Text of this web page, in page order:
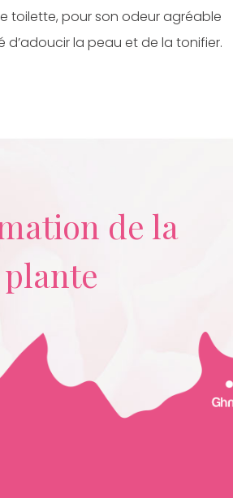
toilette, pour son odeur agréable
la peau et de la tonifier.
de la
plante